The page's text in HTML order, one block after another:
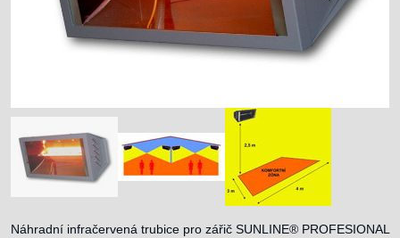
Náhradní infračervená trubice pro zářič SUNLINE® PROFESIONAL